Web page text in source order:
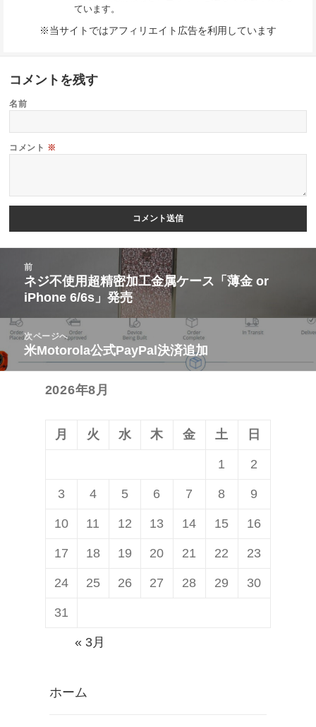
ています。
※当サイトではアフィリエイト広告を利用しています
コメントを残す
名前
コメント ※
ビ
ゲ
ー
前
前
の
投
稿:
ネジ不使用超精密加工金属ケース「薄金 or
iPhone 6/6s」発売
次ページへ
次
の
米Motorola公式PayPal決済追加
2026年8月
月 火 水 木 金 土 日
1 2
3 4 5 6 7 8 9
10 11 12 13 14 15 16
17 18 19 20 21 22 23
24 25 26 27 28 29 30
31
« 3月
ホーム